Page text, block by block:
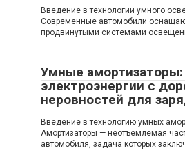
Введение в технологии умного
Современные автомобили
продвинутыми системами
Умные амортизаторы:
электроэнергии с
неровностей для
Введение в технологию умных
Амортизаторы — неотъемлемая
автомобиля, задача которых